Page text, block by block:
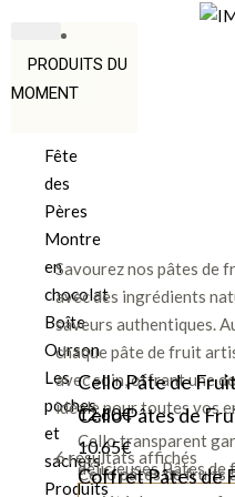
PRODUITS DU
MOMENT
Fête
des
Pères
Montre
en
chocolat
Boîte
Ourson
Les
poches
et
sachets
Produits
Savourez nos pâtes de
avec des ingrédients
saveurs authentiques.
chaque pâte de fruit
avec soin, offrant une
idéale pour toutes vos
6 résultats affichés
Cello Pâte de
12.60€
Cello transparent
délicieuses Pâtes de
Cello Pâtes de
10.65€
Cello pâtes de fruits
Coffret Pâtes de